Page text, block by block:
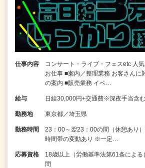
仕事内容
コンサート・ライブ・フェスetc 人
お仕事 ■案内／整理業務 お客さんに
の案内 ■販売業務 イベ…
給与 日給30,000円+交通費※深夜手当含む
勤務地 東京都／埼玉県
勤務時間
23：00～翌23：00の間（休憩あり
時間帯の変動あり ※一定…
応募資格
18歳以上（労働基準法第61条によ
問